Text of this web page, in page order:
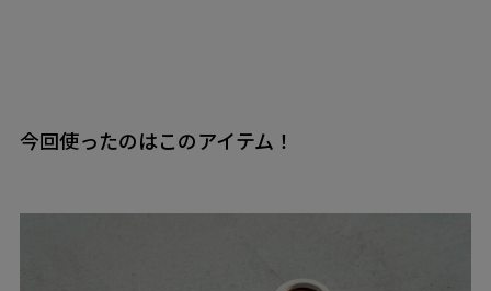
今回使ったのはこのアイテム！